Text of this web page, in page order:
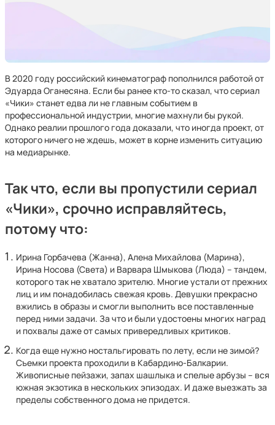
В 2020 году российский кинематограф пополнился работой от
Эдуарда Оганесяна. Если бы ранее кто-то сказал, что сериал
«Чики» станет едва ли не главным событием в
профессиональной индустрии, многие махнули бы рукой.
Однако реалии прошлого года доказали, что иногда проект, от
которого ничего не ждешь, может в корне изменить ситуацию
на медиарынке.
Так что, если вы пропустили сериал
«Чики», срочно исправляйтесь,
потому что:
Ирина Горбачева (Жанна), Алена Михайлова (Марина),
Ирина Носова (Света) и Варвара Шмыкова (Люда) – тандем,
которого так не хватало зрителю. Многие устали от прежних
лиц и им понадобилась свежая кровь. Девушки прекрасно
вжились в образы и смогли выполнить все поставленные
перед ними задачи. За что и были удостоены многих наград
и похвалы даже от самых привередливых критиков.
Когда еще нужно ностальгировать по лету, если не зимой?
Съемки проекта проходили в Кабардино-Балкарии.
Живописные пейзажи, запах шашлыка и спелые арбузы – вся
южная экзотика в нескольких эпизодах. И даже выезжать за
пределы собственного дома не придется.